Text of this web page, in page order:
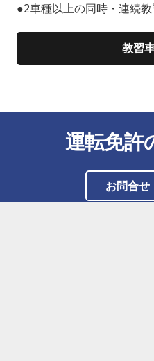
●2車種以上の同時・連続
教習
運転免許
お問合せ